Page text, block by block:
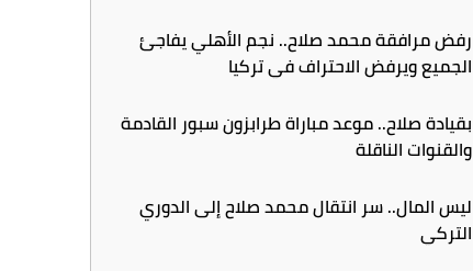
رفض مرافقة محمد صلاح.. نجم الأهلي يفاجئ
الجميع ويرفض الاحتراف في تركيا
بقيادة صلاح.. موعد مباراة طرابزون سبور القادمة
والقنوات الناقلة
ليس المال.. سر انتقال محمد صلاح إلى الدوري
التركي